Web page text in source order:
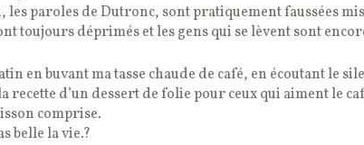
les paroles de Dutronc, sont pratiquement faussées
toujours déprimés et les gens qui se lèvent sont
en buvant ma tasse chaude de café, en écoutant le
recette d’un dessert de folie pour ceux qui aiment le
comprise.
belle la vie.?